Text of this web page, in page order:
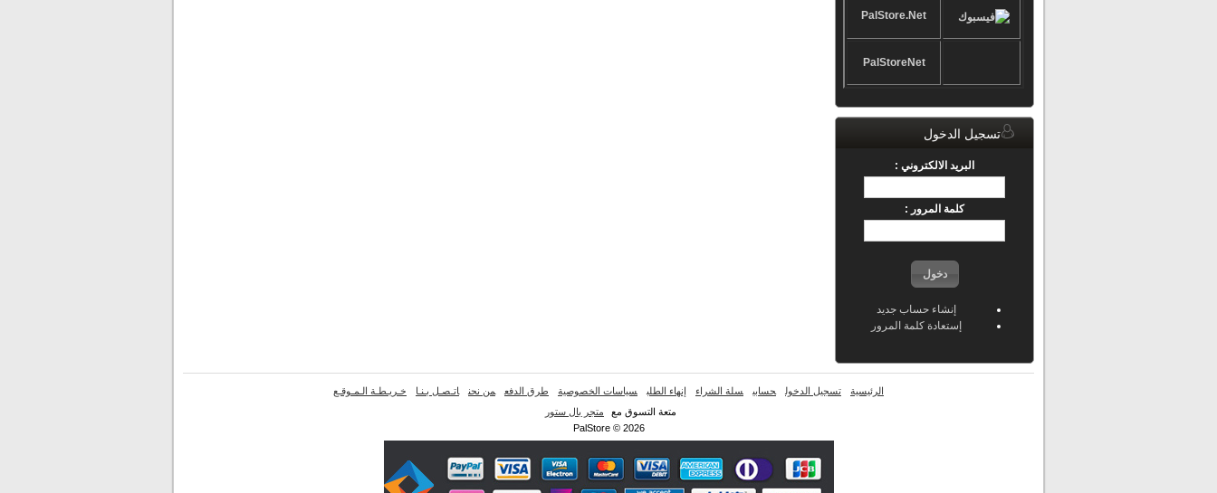
PalStore.Net
PalStoreNet
تسجيل الدخول
البريد الالكتروني :
كلمة المرور :
دخول
إنشاء حساب جديد
إستعادة كلمة المرور
الرئيسية تسجيل الدخول حسابي سلة الشراء إنهاء الطلب سياسات الخصوصية طرق الدفع من نحن اتـصـل بـنـا
خـريـطـة الـمـوقـع
متعة التسوق مع
متجر بال ستور
PalStore © 2026